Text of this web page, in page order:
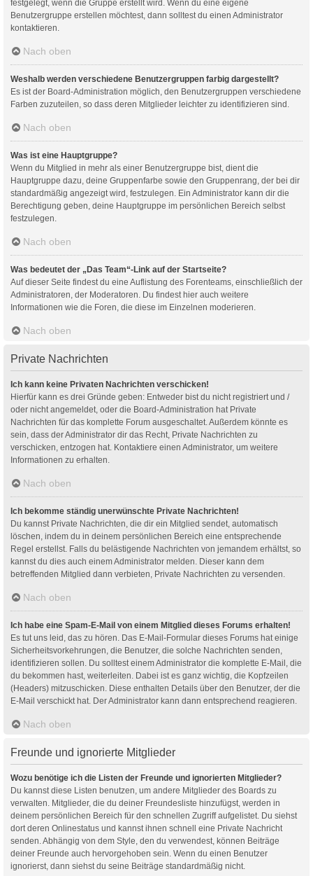
festgelegt, wenn die Gruppe erstellt wird. Wenn du eine eigene
Benutzergruppe erstellen möchtest, dann solltest du einen Administrator
kontaktieren.
Nach oben
Weshalb werden verschiedene Benutzergruppen farbig dargestellt?
Es ist der Board-Administration möglich, den Benutzergruppen verschiedene
Farben zuzuteilen, so dass deren Mitglieder leichter zu identifizieren sind.
Nach oben
Was ist eine Hauptgruppe?
Wenn du Mitglied in mehr als einer Benutzergruppe bist, dient die
Hauptgruppe dazu, deine Gruppenfarbe sowie den Gruppenrang, der bei dir
standardmäßig angezeigt wird, festzulegen. Ein Administrator kann dir die
Berechtigung geben, deine Hauptgruppe im persönlichen Bereich selbst
festzulegen.
Nach oben
Was bedeutet der „Das Team“-Link auf der Startseite?
Auf dieser Seite findest du eine Auflistung des Forenteams, einschließlich der
Administratoren, der Moderatoren. Du findest hier auch weitere
Informationen wie die Foren, die diese im Einzelnen moderieren.
Nach oben
Private Nachrichten
Ich kann keine Privaten Nachrichten verschicken!
Hierfür kann es drei Gründe geben: Entweder bist du nicht registriert und /
oder nicht angemeldet, oder die Board-Administration hat Private
Nachrichten für das komplette Forum ausgeschaltet. Außerdem könnte es
sein, dass der Administrator dir das Recht, Private Nachrichten zu
verschicken, entzogen hat. Kontaktiere einen Administrator, um weitere
Informationen zu erhalten.
Nach oben
Ich bekomme ständig unerwünschte Private Nachrichten!
Du kannst Private Nachrichten, die dir ein Mitglied sendet, automatisch
löschen, indem du in deinem persönlichen Bereich eine entsprechende
Regel erstellst. Falls du belästigende Nachrichten von jemandem erhältst, so
kannst du dies auch einem Administrator melden. Dieser kann dem
betreffenden Mitglied dann verbieten, Private Nachrichten zu versenden.
Nach oben
Ich habe eine Spam-E-Mail von einem Mitglied dieses Forums erhalten!
Es tut uns leid, das zu hören. Das E-Mail-Formular dieses Forums hat einige
Sicherheitsvorkehrungen, die Benutzer, die solche Nachrichten senden,
identifizieren sollen. Du solltest einem Administrator die komplette E-Mail, die
du bekommen hast, weiterleiten. Dabei ist es ganz wichtig, die Kopfzeilen
(Headers) mitzuschicken. Diese enthalten Details über den Benutzer, der die
E-Mail verschickt hat. Der Administrator kann dann entsprechend reagieren.
Nach oben
Freunde und ignorierte Mitglieder
Wozu benötige ich die Listen der Freunde und ignorierten Mitglieder?
Du kannst diese Listen benutzen, um andere Mitglieder des Boards zu
verwalten. Mitglieder, die du deiner Freundesliste hinzufügst, werden in
deinem persönlichen Bereich für den schnellen Zugriff aufgelistet. Du siehst
dort deren Onlinestatus und kannst ihnen schnell eine Private Nachricht
senden. Abhängig von dem Style, den du verwendest, können Beiträge
deiner Freunde auch hervorgehoben sein. Wenn du einen Benutzer
ignorierst, dann siehst du seine Beiträge standardmäßig nicht.